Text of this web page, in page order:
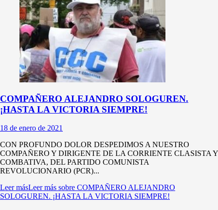
COMPAÑERO ALEJANDRO SOLOGUREN.
¡HASTA LA VICTORIA SIEMPRE!
18 de enero de 2021
CON PROFUNDO DOLOR DESPEDIMOS A NUESTRO
COMPAÑERO Y DIRIGENTE DE LA CORRIENTE CLASISTA Y
COMBATIVA, DEL PARTIDO COMUNISTA
REVOLUCIONARIO (PCR)...
Leer másLeer más sobre COMPAÑERO ALEJANDRO
SOLOGUREN. ¡HASTA LA VICTORIA SIEMPRE!